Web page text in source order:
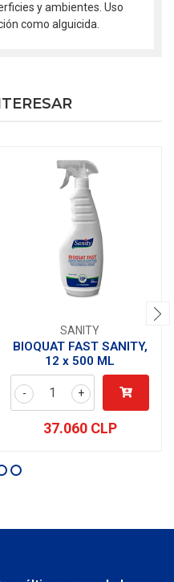
y ambientes. Uso
como alguicida.
SANITY
BIOQUAT FAST SANITY,
12 x 500 ML
+
-
37.060 CLP